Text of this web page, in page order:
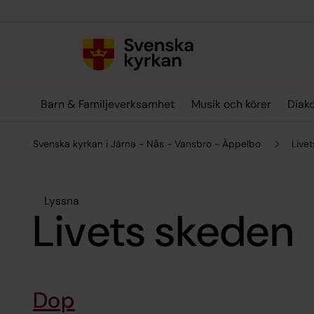
Barn & Familjeverksamhet Musik och körer
Svenska kyrkan i Järna - Nås - Vansbro - Äppelbo
Lyssna
Livets skeden
Dop